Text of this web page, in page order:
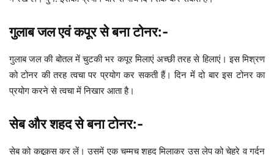
गुलाब जल एवं कपूर से बना टोनर:-
गुलाब जल की बोतल में चुटकी भर कपूर मिलाएं अच्छी तरह से हिलाएं। इस मिश्रण
को टोनर की तरह त्वचा पर प्रयोग कर सकती हैं। दिन में दो बार इस टोनर का
प्रयोग करने से त्वचा में निखार आता है।
सेब और शहद से बना टोनर:-
सेब को कद्दूकस कर लें। उसमें एक चम्मच शहद मिलाकर उस लेप को चेहरे व गर्दन